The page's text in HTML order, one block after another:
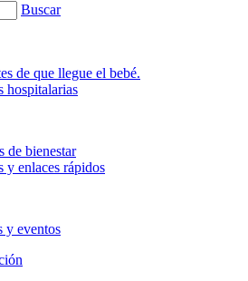
Buscar
de que llegue el bebé.
hospitalarias
de bienestar
y enlaces rápidos
y eventos